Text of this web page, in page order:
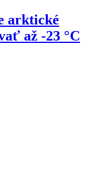
arktické
až -23 °C